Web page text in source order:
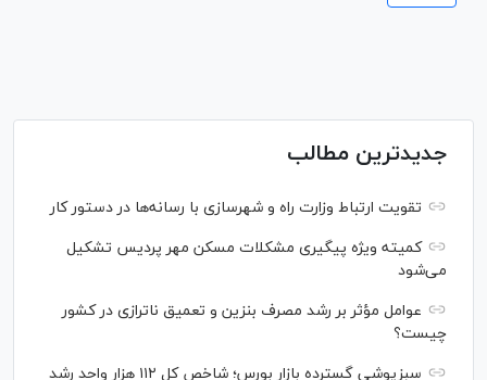
جدیدترین مطالب
تقویت ارتباط وزارت راه و شهرسازی با رسانه‌ها در دستور کار
کمیته ویژه پیگیری مشکلات مسکن مهر پردیس تشکیل
می‌شود
عوامل مؤثر بر رشد مصرف بنزین و تعمیق ناترازی در کشور
چیست؟
سبزپوشی گسترده بازار بورس؛ شاخص کل ۱۱۲ هزار واحد رشد